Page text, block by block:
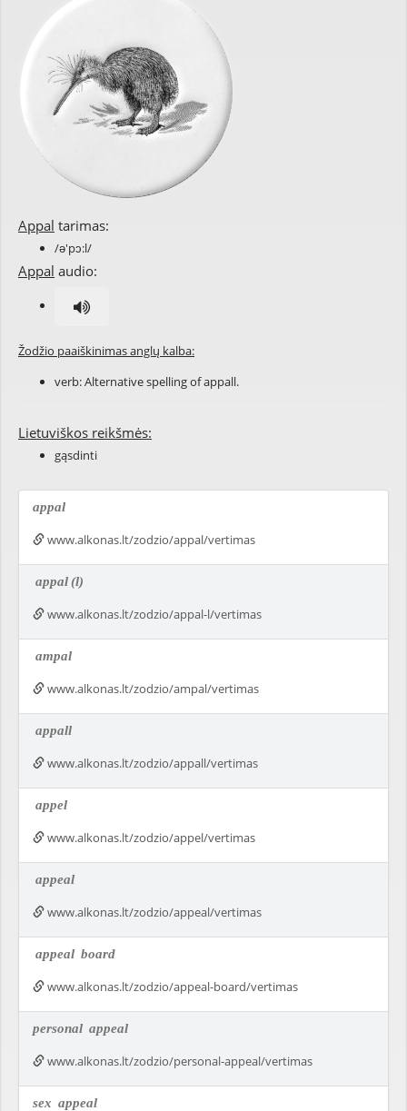
Appal tarimas:
/ə'pɔ:l/
Appal audio:
Žodžio paaiškinimas anglų kalba:
verb: Alternative spelling ofappall.
Lietuviškos reikšmės:
gąsdinti
appal
www.alkonas.lt/zodzio/appal/vertimas
appal(l)
www.alkonas.lt/zodzio/appal-l/vertimas
ampal
www.alkonas.lt/zodzio/ampal/vertimas
appall
www.alkonas.lt/zodzio/appall/vertimas
appel
www.alkonas.lt/zodzio/appel/vertimas
appeal
www.alkonas.lt/zodzio/appeal/vertimas
appeal board
www.alkonas.lt/zodzio/appeal-board/vertimas
personal appeal
www.alkonas.lt/zodzio/personal-appeal/vertimas
sex appeal